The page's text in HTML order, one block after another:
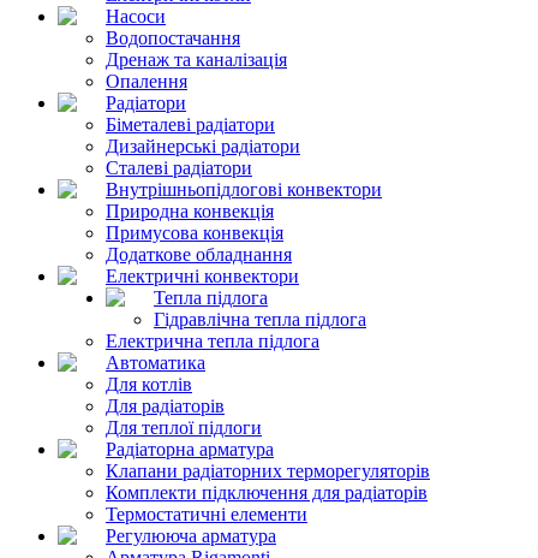
Насоси
Водопостачання
Дренаж та каналізація
Опалення
Радіатори
Біметалеві радіатори
Дизайнерські радіатори
Сталеві радіатори
Внутрішньопідлогові конвектори
Природна конвекція
Примусова конвекція
Додаткове обладнання
Електричні конвектори
Тепла підлога
Гідравлічна тепла підлога
Електрична тепла підлога
Автоматика
Для котлів
Для радіаторів
Для теплої підлоги
Радіаторна арматура
Клапани радіаторних терморегуляторів
Комплекти підключення для радіаторів
Термостатичні елементи
Регулююча арматура